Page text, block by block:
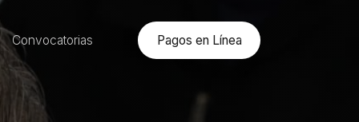
Convocatorias Pagos en Línea